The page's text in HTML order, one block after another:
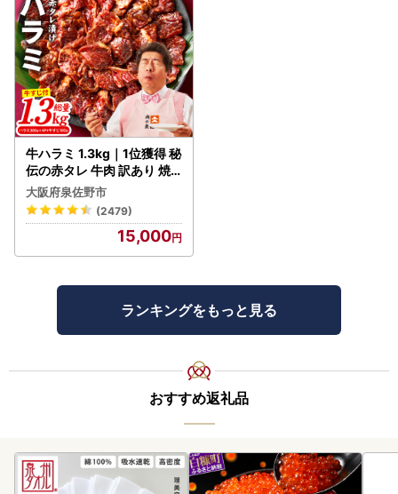
牛ハラミ 1.3kg｜1位獲得 秘
伝の赤タレ 牛肉 訳あり 焼
肉 BBQ
大阪府泉佐野市
(2479)
15,000
ランキングをもっと見る
おすすめ返礼品